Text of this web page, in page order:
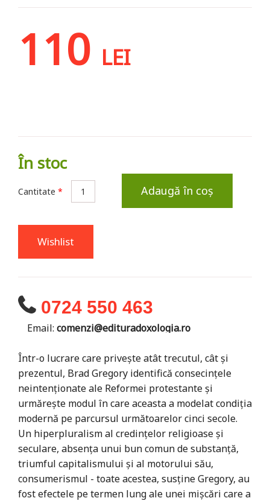
110 LEI
În stoc
Cantitate * Adaugă în coș
Wishlist
0724 550 463
Email: comenzi@edituradoxologia.ro
Într-o lucrare care privește atât trecutul, cât și
prezentul, Brad Gregory identifică consecințele
neintenționate ale Reformei protestante și
urmărește modul în care aceasta a modelat condiția
modernă pe parcursul următoarelor cinci secole.
Un hiperpluralism al credințelor religioase și
seculare, absența unui bun comun de substanță,
triumful capitalismului și al motorului său,
consumerismul - toate acestea, susține Gregory, au
fost efectele pe termen lung ale unei mișcări care a